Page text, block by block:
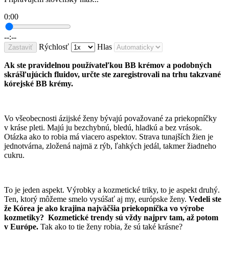
0:00
--:--
Zastaviť Rýchlosť Hlas
Ak ste pravidelnou používateľkou BB krémov a podobných
skrášľujúcich fluidov, určte ste zaregistrovali na trhu takzvané
kórejské BB krémy.
Vo všeobecnosti ázijské ženy bývajú považované za priekopníčky
v kráse pleti. Majú ju bezchybnú, bledú, hladkú a bez vrások.
Otázka ako to robia má viacero aspektov. Strava tunajších žien je
jednotvárna, zložená najmä z rýb, ľahkých jedál, takmer žiadneho
cukru.
To je jeden aspekt. Výrobky a kozmetické triky, to je aspekt druhý.
Ten, ktorý môžeme smelo vysúšať aj my, európske ženy. Vedeli ste
že Kórea je ako krajina najväčšia priekopníčka vo výrobe
kozmetiky? Kozmetické trendy sú vždy najprv tam, až potom
v Európe. Tak ako to tie ženy robia, že sú také krásne?